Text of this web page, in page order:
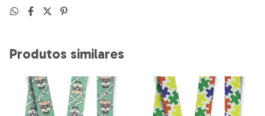
Produtos similares